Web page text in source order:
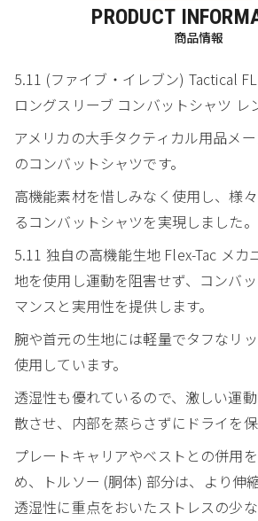
PRODUCT
商品情報
5.11 (ファイブ・イレブン) Tactical
ロングスリーブ コンバットシャツ レ
アメリカの大手タクティカル用品メ
のコンバットシャツです。
高機能素材を惜しみなく使用し、様
るコンバットシャツを実現しました。
5.11 独自の高機能生地 Flex-Tac メカ
地を使用し運動を阻害せず、コンバ
マンスと実用性を提供します。
腕や首元の生地には軽量でタフなリ
使用しています。
透湿性も優れているので、激しい運
散させ、内部を蒸らさずにドライを保
プレートキャリアやベストとの併用
め、トルソー (胴体) 部分は、より伸
透湿性に重点をおいたストレスの少